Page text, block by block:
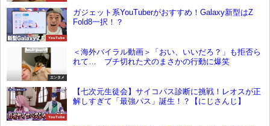
YouTube
ガジェット系YouTuberがおすすめ！Galaxy新型はZ
Fold8一択！？
エンタメ
＜海外バイラル動画＞「おい、いいだろ？」も拒否ら
れて… ブチ切れた犬のまさかの行動に爆笑
YouTube
【七次元生徒会】サイコパス診断に挑戦！レオスが正
解しすぎて「最強パス」誕生！？【にじさんじ】